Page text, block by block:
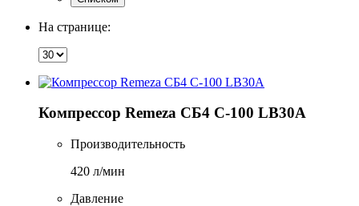
На странице:
Компрессор Remeza СБ4 С-100 LB30A
Производительность
420 л/мин
Давление